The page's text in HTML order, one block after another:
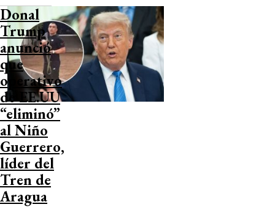
Donal
Trump
anunció
que
operativo
de EE.UU
“eliminó”
al Niño
Guerrero,
líder del
Tren de
Aragua